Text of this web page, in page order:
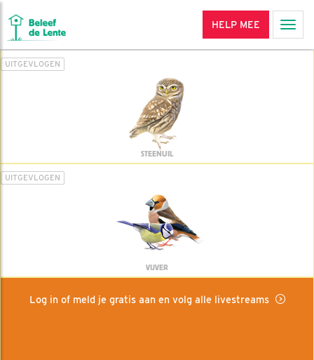
HELP MEE
UITGEVLOGEN
STEENUIL
UITGEVLOGEN
VIJVER
Log in of meld je gratis aan en volg alle livestreams